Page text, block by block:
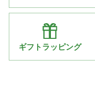
ギフトラッピング